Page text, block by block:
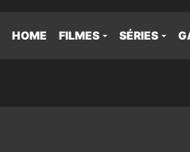
HOME FILMES SÉRIES